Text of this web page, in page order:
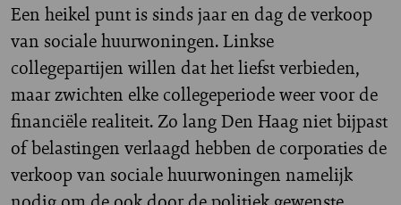
Een heikel punt is sinds jaar en dag de verkoop
van sociale huurwoningen. Linkse
collegepartijen willen dat het liefst verbieden,
maar zwichten elke collegeperiode weer voor de
financiële realiteit. Zo lang Den Haag niet bijpast
of belastingen verlaagd hebben de corporaties de
verkoop van sociale huurwoningen namelijk